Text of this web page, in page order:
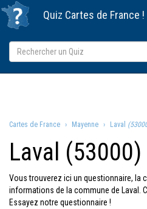
Quiz Cartes de France !
Cartes de France Mayenne Laval
Laval (53000)
Vous trouverez ici un questionnaire, la
informations de la commune de Laval.
Essayez notre questionnaire !